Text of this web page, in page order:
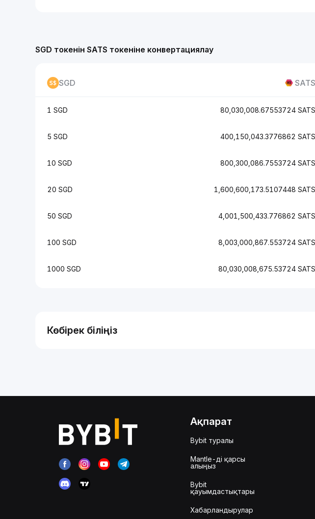
SGD токенін SATS токеніне конвертациялау
SGD SATS
1 SGD 80,030,008.67553724 SATS
5 SGD 400,150,043.3776862 SATS
10 SGD 800,300,086.7553724 SATS
20 SGD 1,600,600,173.5107448 SATS
50 SGD 4,001,500,433.776862 SATS
100 SGD 8,003,000,867.553724 SATS
1000 SGD 80,030,008,675.53724 SATS
Көбірек біліңіз
Ақпарат
Bybit туралы
Mantle-ді қарсы
алыңыз
Bybit
қауымдастықтары
Хабарландырулар